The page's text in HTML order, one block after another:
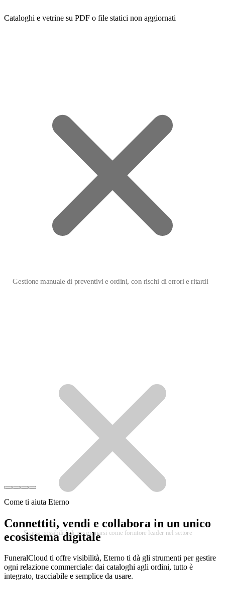
Come ti aiuta Eterno
Connettiti, vendi e collabora in un unico
ecosistema digitale
FuneralCloud ti offre visibilità, Eterno ti dà gli strumenti per gestire
ogni relazione commerciale: dai cataloghi agli ordini, tutto è
integrato, tracciabile e semplice da usare.